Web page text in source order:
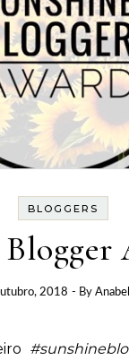
BLOGGERS
2018 - By